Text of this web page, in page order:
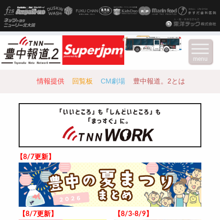
情報提供 回覧板 CM劇場 豊中報道。2とは
【8/7更新】
【8/7更新】 【8/3-8/9】
menu